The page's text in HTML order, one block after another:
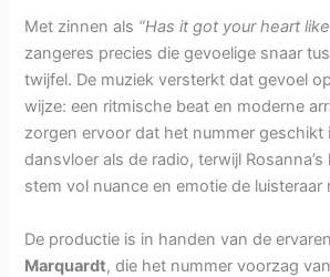
Met zinnen als “Has it got your heart
zangeres precies die gevoelige snaar
twijfel. De muziek versterkt dat gevoel
wijze: een ritmische beat en moderne
zorgen ervoor dat het nummer geschikt
dansvloer als de radio, terwijl
stem vol nuance en emotie de luisteraar
De productie is in handen van de
Marquardt, die het nummer voorzag